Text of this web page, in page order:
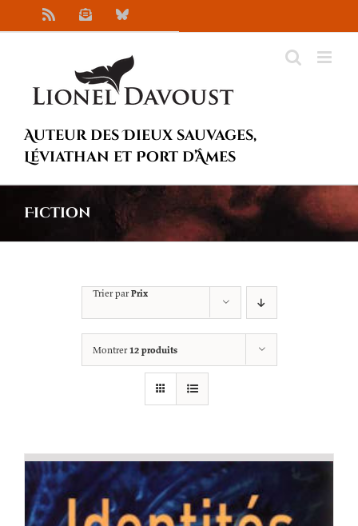
au
NewsletterBluesky
Auteur des Dieux sauvages,
Léviathan et Port d’Âmes
Fiction
Trier parPrix
Montrer12 produits